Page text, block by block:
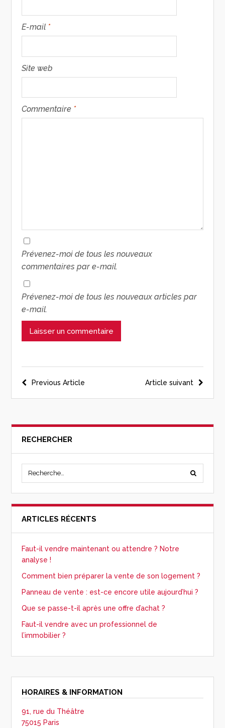
E-mail *
Site web
Commentaire *
Prévenez-moi de tous les nouveaux
commentaires par e-mail.
Prévenez-moi de tous les nouveaux articles par
e-mail.
Article suivant
Previous Article
RECHERCHER
ARTICLES RÉCENTS
Faut-il vendre maintenant ou attendre ? Notre
analyse !
Comment bien préparer la vente de son logement ?
Panneau de vente : est-ce encore utile aujourd’hui ?
Que se passe-t-il après une offre d’achat ?
Faut-il vendre avec un professionnel de
l’immobilier ?
HORAIRES & INFORMATION
91, rue du Théâtre
75015 Paris